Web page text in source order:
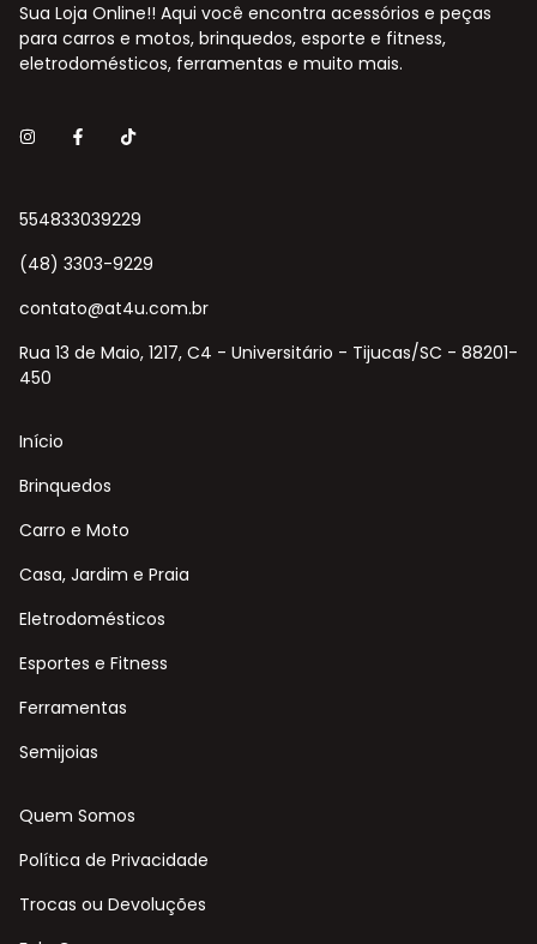
Sua Loja Online!! Aqui você encontra acessórios e peças
para carros e motos, brinquedos, esporte e fitness,
eletrodomésticos, ferramentas e muito mais.
554833039229
(48) 3303-9229
contato@at4u.com.br
Rua 13 de Maio, 1217, C4 - Universitário - Tijucas/SC - 88201-
450
Início
Brinquedos
Carro e Moto
Casa, Jardim e Praia
Eletrodomésticos
Esportes e Fitness
Ferramentas
Semijoias
Quem Somos
Política de Privacidade
Trocas ou Devoluções